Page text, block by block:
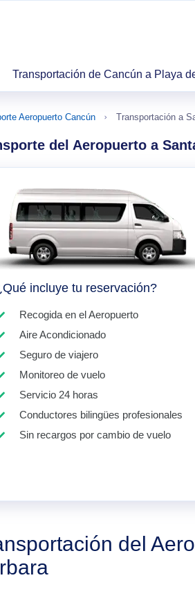
Transportación de Cancún a Playa
Aeropuerto Cancún Transportación a
del Aeropuerto a
incluye tu reservación?
Recogida en el Aeropuerto
Aire Acondicionado
Seguro de viajero
Monitoreo de vuelo
Servicio 24 horas
Conductores bilingües profesionales
Sin recargos por cambio de vuelo
del